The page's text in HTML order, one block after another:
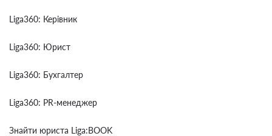
Liga360: Керівник
Liga360: Юрист
Liga360: Бухгалтер
Liga360: PR-менеджер
Знайти юриста Liga:BOOK